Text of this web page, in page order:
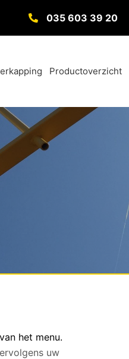
035 603 39 20
Productoverzicht
het menu.
uw